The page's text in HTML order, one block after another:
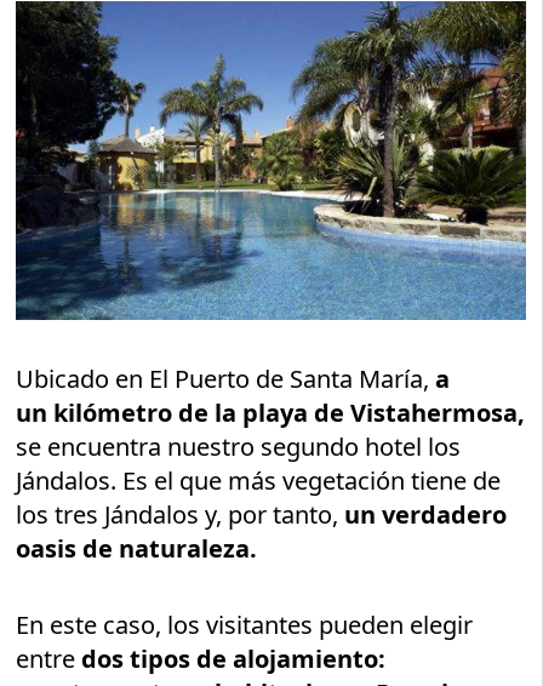
Ubicado en El Puerto de Santa María, a
un kilómetro de la playa de Vistahermosa,
se encuentra nuestro segundo hotel los
Jándalos. Es el que más vegetación tiene de
los tres Jándalos y, por tanto, un verdadero
oasis de naturaleza.
En este caso, los visitantes pueden elegir
entre dos tipos de alojamiento: